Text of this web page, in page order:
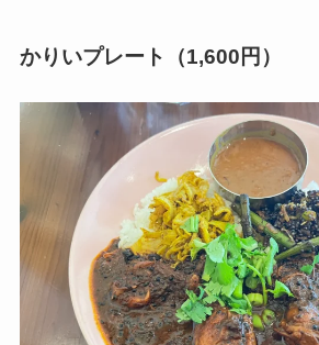
かりいプレート（1,600円）